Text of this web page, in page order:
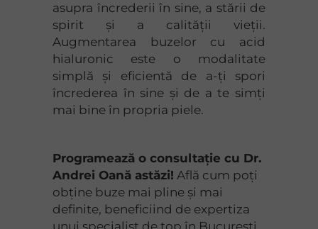
asupra încrederii în sine, a stării de
spirit și a calității vieții.
Augmentarea buzelor cu acid
hialuronic este o modalitate
simplă și eficientă de a-ți spori
încrederea în sine și de a te simți
mai bine în propria piele.
Programează o consultație cu Dr.
Andrei Oană astăzi! Află cum poți
obține buze mai pline și mai
definite, beneficiind de expertiza
unui specialist de top în București.